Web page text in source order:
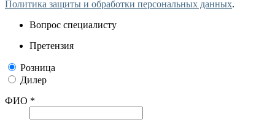
Политика защиты и обработки персональных данных.
Вопрос специалисту
Претензия
Розница
Дилер
ФИО *